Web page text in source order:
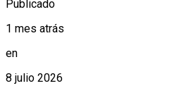
Publicado
1 mes atrás
en
8 julio 2026